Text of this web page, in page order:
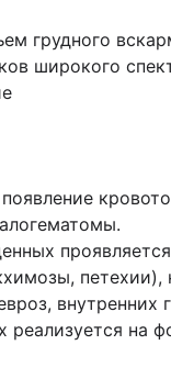
грудного
широкого
внутренних
на